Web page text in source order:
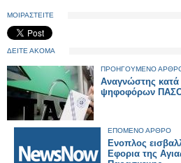
ΜΟΙΡΑΣΤΕΙΤΕ
ΔΕΙΤΕ ΑΚΟΜΑ
ΠΡΟΗΓΟΥΜΕΝΟ
Αναγνώστης
ψηφοφόρων
ΕΠΟΜΕΝΟ ΑΡΘΡΟ
Ενοπλος
Εφορια της